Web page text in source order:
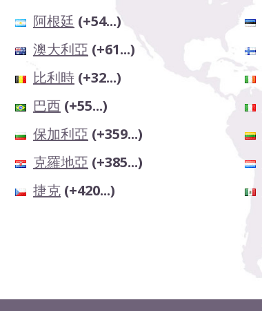
阿根廷 (+54...)
澳大利亞 (+61...)
比利時 (+32...)
巴西 (+55...)
保加利亞 (+359...)
克羅地亞 (+385...)
捷克 (+420...)